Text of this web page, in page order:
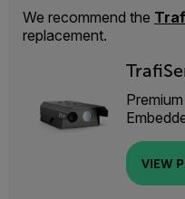
We recommend the
replacement.
VIEW